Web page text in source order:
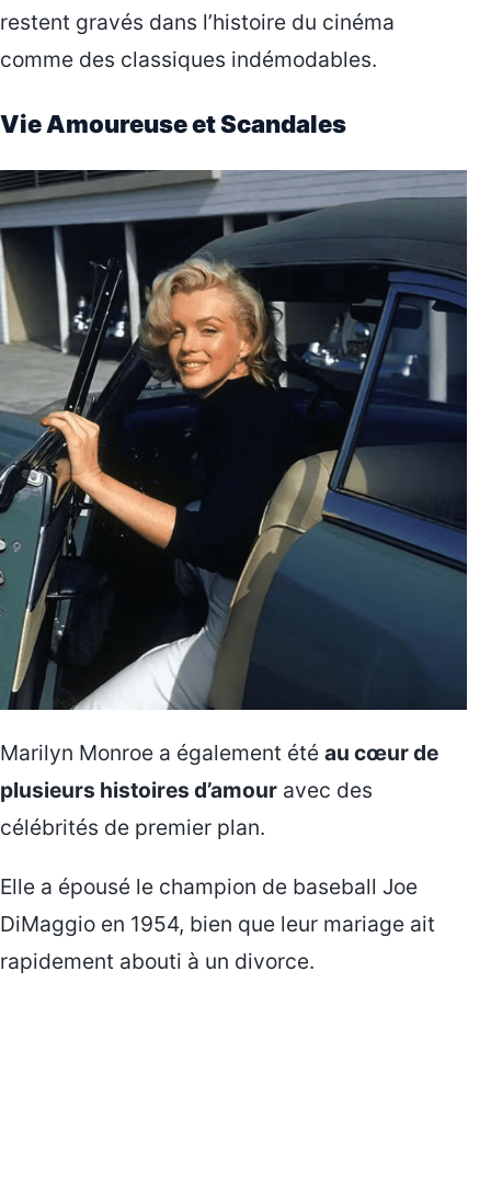
restent gravés dans l’histoire du cinéma
comme des classiques indémodables.
Vie Amoureuse et Scandales
Marilyn Monroe a également été au cœur de
plusieurs histoires d’amour avec des
célébrités de premier plan.
Elle a épousé le champion de baseball Joe
DiMaggio en 1954, bien que leur mariage ait
rapidement abouti à un divorce.